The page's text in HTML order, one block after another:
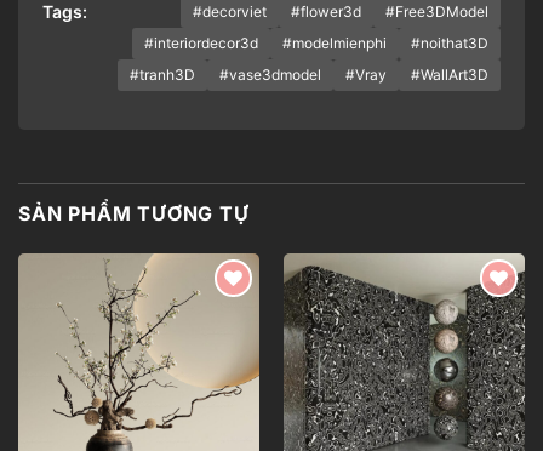
Tags:
#decorviet
#flower3d
#Free3DModel
#interiordecor3d
#modelmienphi
#noithat3D
#tranh3D
#vase3dmodel #Vray #WallArt3D
SẢN PHẨM TƯƠNG TỰ
Add to
wishlist